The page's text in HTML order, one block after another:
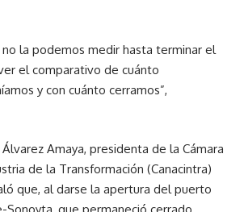
no la podemos medir hasta terminar el
el comparativo de cuánto
y con cuánto cerramos”,
Amaya, presidenta de la Cámara
de la Transformación (Canacintra)
que, al darse la apertura del puerto